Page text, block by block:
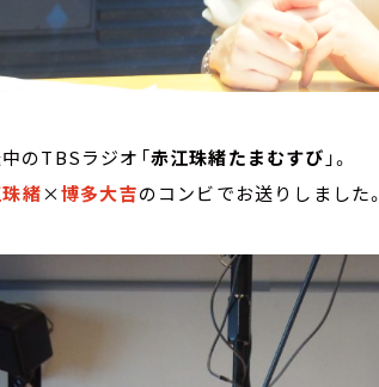
のTBSラジオ「赤江珠緒たまむすび 」。
緒×博多大吉のコンビでお送りしました。